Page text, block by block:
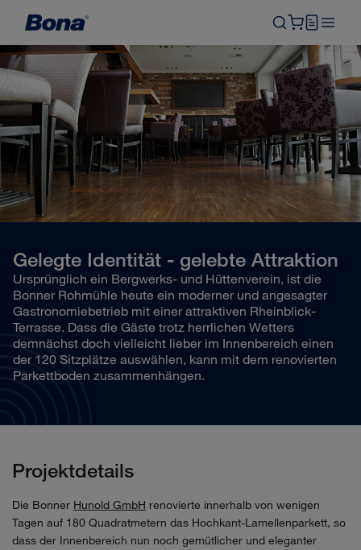
Gelegte Identität - gelebte Attraktion
Ursprünglich ein Bergwerks- und Hüttenverein, ist die
Bonner Rohmühle heute ein moderner und angesagter
Gastronomiebetrieb mit einer attraktiven Rheinblick-
Terrasse. Dass die Gäste trotz herrlichen Wetters
demnächst doch vielleicht lieber im Innenbereich einen
der 120 Sitzplätze auswählen, kann mit dem renovierten
Parkettboden zusammenhängen.
Projektdetails
Die Bonner Hunold GmbH renovierte innerhalb von wenigen
Tagen auf 180 Quadratmetern das Hochkant-Lamellenparkett, so
dass der Innenbereich nun noch gemütlicher und eleganter